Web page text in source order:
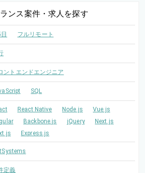
ンス案件・求人を探す
フルリモート
ントエンドエンジニア
SQL
React Native Node.js
Vue.js
Backbone.js jQuery
Next.js
Express.js
定義